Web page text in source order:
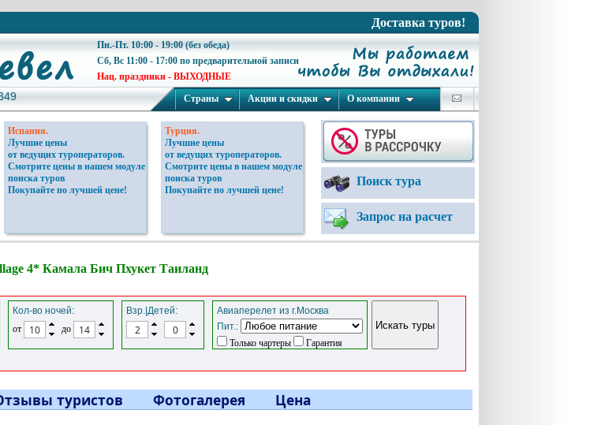
Доставка туров!
Пн.-Пт. 10:00 - 19:00 (без обеда)
Сб, Вс 11:00 - 17:00 по предварительной записи
Нац. праздники - ВЫХОДНЫЕ
Страны Акции и скидки О компании
Испания.
Лучшие цены
от ведущих туроператоров.
Смотрите цены в нашем модуле
поиска туров
Покупайте по лучшей цене!
Турция.
Лучшие цены
от ведущих туроператоров.
Смотрите цены в нашем модуле
поиска туров
Покупайте по лучшей цене!
Поиск тура
Запрос на расчет
4* Камала Бич Пхукет Таиланд
Кол-во ночей:
от
до
Взр.|Детей:
Авиаперелет из г.Москва
Пит.:
Только чартеры
Гарантия
туристов Фотогалерея Цена